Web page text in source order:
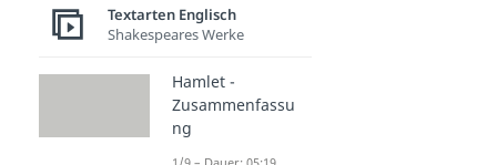
Textarten Englisch
Shakespeares Werke
Hamlet -
Zusammenfassu
ng